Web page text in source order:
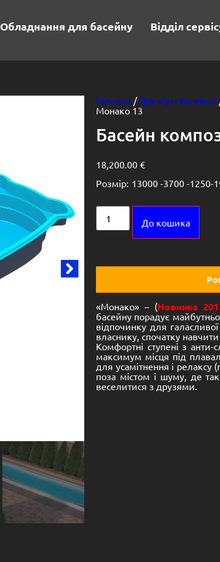
Обладнання для басейну Відділ
Головна / Преміум басейни
Монако 13
Басейн
18,200.00€
Розмір: 13000 -3700 -1250-
До кошика
«Монако» – (Новинка
басейну порадує
відпочинку для галасливої
власнику, спочатку
Комфортні ступені з
максимум місця під
для усамітнення і релаксу
поза містом і шуму, де
веселитися з друзями.